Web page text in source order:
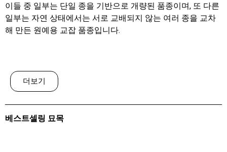
이들 중 일부는 단일 종을 기반으로 개량된 품종이며, 또 다른
일부는 자연 상태에서는 서로 교배되지 않는 여러 종을 교차
해 만든 원예용 교잡 품종입니다.
더보기
베스트셀링 묘목